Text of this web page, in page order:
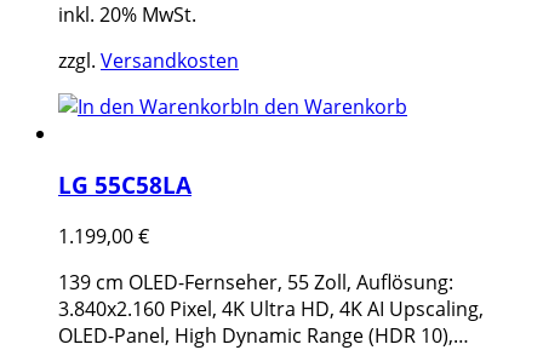
inkl. 20% MwSt.
zzgl. Versandkosten
In den Warenkorb
LG 55C58LA
1.199,00€
139 cm OLED-Fernseher, 55 Zoll, Auflösung:
3.840x2.160 Pixel, 4K Ultra HD, 4K AI Upscaling,
OLED-Panel, High Dynamic Range (HDR 10),…